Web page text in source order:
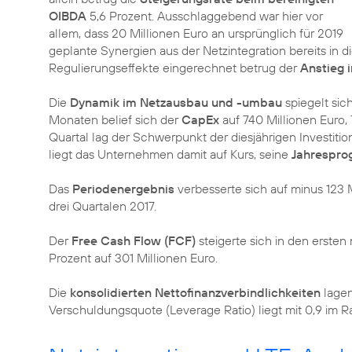
OIBDA 5,6 Prozent. Ausschlaggebend war hier vor
allem, dass 20 Millionen Euro an ursprünglich für 2019
geplante Synergien aus der Netzintegration bereits in
Regulierungseffekte eingerechnet betrug derAnstieg
Die Dynamik im Netzausbau und -umbau spiegelt
Monaten belief sich derCapEx auf 740 Millionen Euro,
Quartal lag der Schwerpunkt der diesjährigen
liegt das Unternehmen damit auf Kurs, seine
Das Periodenergebnis verbesserte sich auf minus 123
drei Quartalen 2017.
Der Free Cash Flow (FCF) steigerte sich in den ersten
Prozent auf 301 Millionen Euro.
Die konsolidierten Nettofinanzverbindlichkeiten
Verschuldungsquote (Leverage Ratio) liegt mit 0,9 im